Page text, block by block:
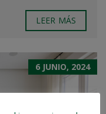
LEER MÁS
6 JUNIO, 2024